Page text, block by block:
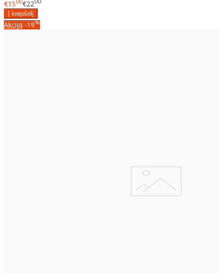
€1500€2200
Akcija -19%